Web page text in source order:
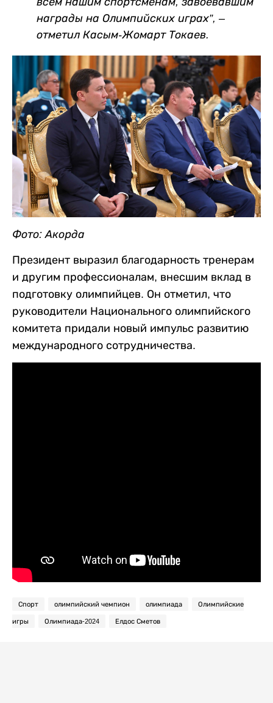
награды на Олимпийских играх”, –
отметил Касым-Жомарт Токаев.
Фото: Акорда
Президент выразил благодарность тренерам
и другим профессионалам, внесшим вклад в
подготовку олимпийцев. Он отметил, что
руководители Национального олимпийского
комитета придали новый импульс развитию
международного сотрудничества.
Спорт олимпийский чемпион олимпиада Олимпийские
игры Олимпиада-2024 Елдос Сметов